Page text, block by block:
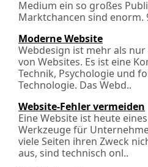
Medium ein so großes
Marktchancen sind enorm.
Moderne Website
Webdesign ist mehr als
von Websites. Es ist eine
Technik, Psychologie und
Technologie. Das Webd..
Website-Fehler vermeiden
Eine Website ist heute
Werkzeuge für
viele Seiten ihren Zweck
aus, sind technisch onl..